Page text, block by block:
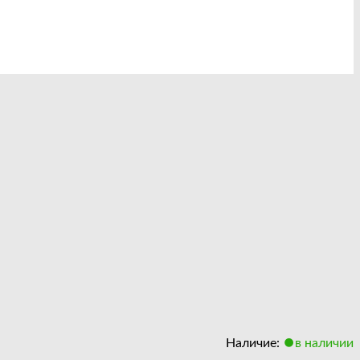
Наличие: в наличии